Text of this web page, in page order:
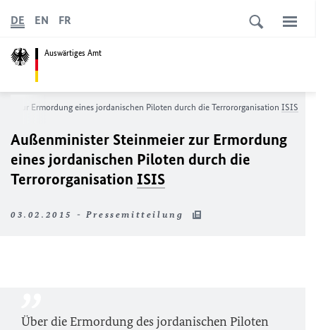
Auswärtiges Amt
DE EN FR
zur Ermordung eines jordanischen Piloten durch die Terrororganisation ISIS
Außenminister Steinmeier zur Ermordung
eines jordanischen Piloten durch die
Terrororganisation ISIS
03.02.2015 - Pressemitteilung
Über die Ermordung des jordanischen Piloten